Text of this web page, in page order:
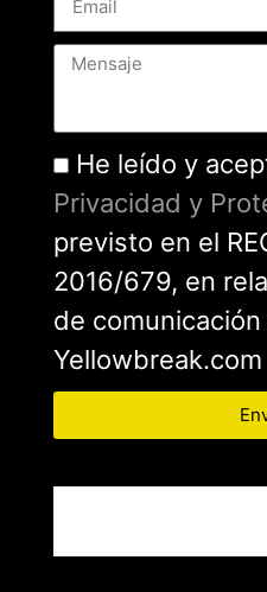
He leído y
Privacidad y
previsto en el
2016/679, en
de
Yellowbreak.com